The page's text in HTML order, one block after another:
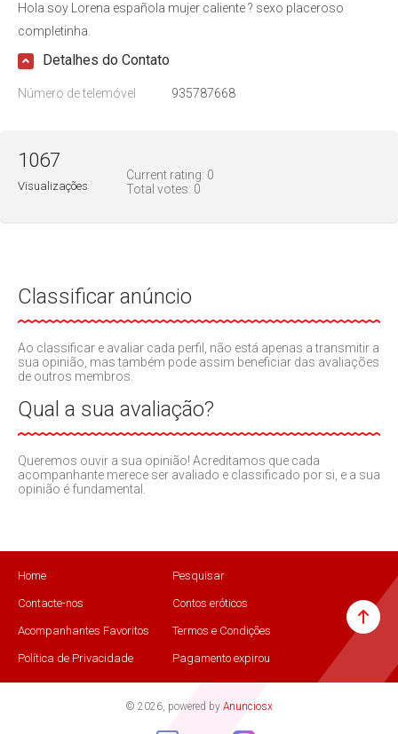
Hola soy Lorena española mujer caliente ? sexo placeroso
completinha.
Detalhes do Contato
Número de telemóvel 935787668
Current rating: 0
Total votes: 0
1067
Visualizações
Classificar anúncio
Ao classificar e avaliar cada perfil, não está apenas a transmitir a
sua opinião, mas também pode assim beneficiar das avaliações
de outros membros.
Qual a sua avaliação?
Queremos ouvir a sua opinião! Acreditamos que cada
acompanhante merece ser avaliado e classificado por si, e a sua
opinião é fundamental.
Home Pesquisar
Contacte-nos Contos eróticos
Acompanhantes Favoritos Termos e Condições
Política de Privacidade Pagamento expirou
© 2026, powered by Anunciosx